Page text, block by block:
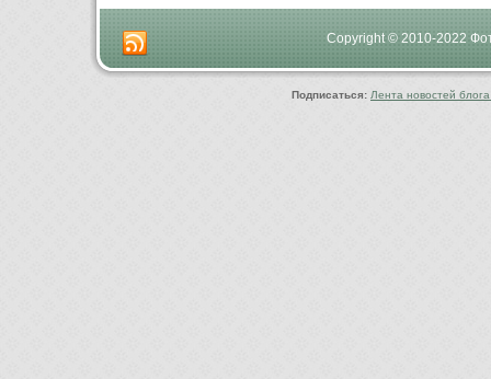
Copyright © 2010-2022
Подписаться: Лента новостей